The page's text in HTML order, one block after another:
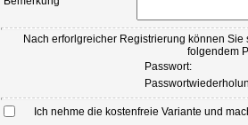
Nach erforlgreicher Registrierung können
folgendem
Passwort:
Ich nehme die kostenfreie Variante und